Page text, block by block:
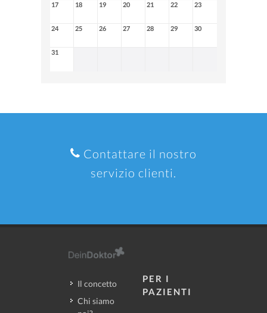
17 18 19 20 21 22 23
24 25 26 27 28 29 30
31
Contattare il nostro
servizio clienti.
Il concetto
Chi siamo
PER I
PAZIENTI